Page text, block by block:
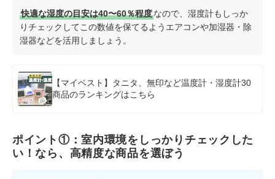
快適な湿度の目安は40〜60％程度なので、湿度計もしっか
りチェックしてこの数値を保てるようエアコンや加湿器・除
湿器などを活用しましょう。
【マイベスト】タニタ、無印など温度計・湿度計30
商品のランキングはこちら
ポイント①：室内環境をしっかりチェックした
い！なら、高精度な商品を選ぼう